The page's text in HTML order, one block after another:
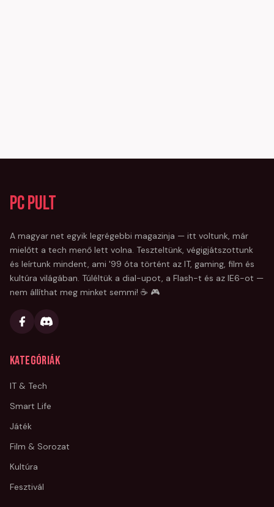
PC Pult
A magyar net egyik legrégebbi magazinja — itt voltunk, már
mielőtt a tech menő lett volna. Teszteltünk, végigjátszottunk
és leírtunk mindent, ami '99 óta történt az IT, gaming, film és
kultúra világában. Túléltük a dial-upot, a Flash-t és az IE6-ot —
nem állíthat meg minket semmi! ☕ 🎮
Kategóriák
IT & Tech
Smart Life
Játék
Film & Sorozat
Kultúra
Fesztivál